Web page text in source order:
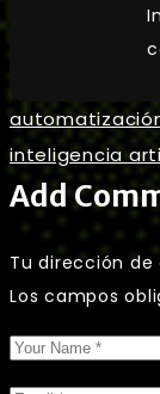
inteligencia
Add
Tu dirección
Los campos